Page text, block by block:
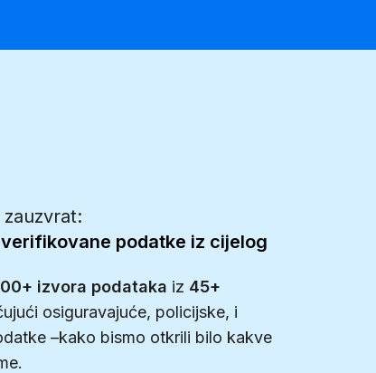
podatke iz cijelog
izvora podataka iz 45+
osiguravajuće, policijske, i
–kako bismo otkrili bilo kakve